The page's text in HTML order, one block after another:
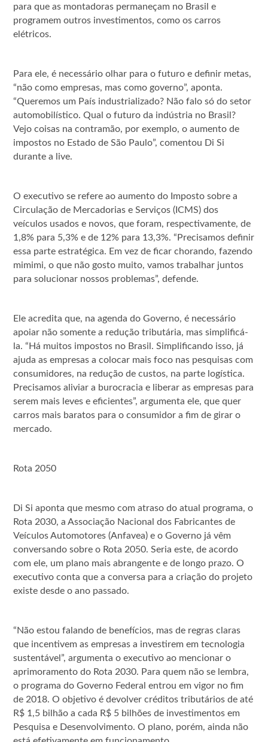
para que as montadoras permaneçam no Brasil e
programem outros investimentos, como os carros
elétricos.
Para ele, é necessário olhar para o futuro e definir metas,
“não como empresas, mas como governo”, aponta.
“Queremos um País industrializado? Não falo só do setor
automobilístico. Qual o futuro da indústria no Brasil?
Vejo coisas na contramão, por exemplo, o aumento de
impostos no Estado de São Paulo”, comentou Di Si
durante a live.
O executivo se refere ao aumento do Imposto sobre a
Circulação de Mercadorias e Serviços (ICMS) dos
veículos usados e novos, que foram, respectivamente, de
1,8% para 5,3% e de 12% para 13,3%. “Precisamos definir
essa parte estratégica. Em vez de ficar chorando, fazendo
mimimi, o que não gosto muito, vamos trabalhar juntos
para solucionar nossos problemas”, defende.
Ele acredita que, na agenda do Governo, é necessário
apoiar não somente a redução tributária, mas simplificá-
la. “Há muitos impostos no Brasil. Simplificando isso, já
ajuda as empresas a colocar mais foco nas pesquisas com
consumidores, na redução de custos, na parte logística.
Precisamos aliviar a burocracia e liberar as empresas para
serem mais leves e eficientes”, argumenta ele, que quer
carros mais baratos para o consumidor a fim de girar o
mercado.
Rota 2050
Di Si aponta que mesmo com atraso do atual programa, o
Rota 2030, a Associação Nacional dos Fabricantes de
Veículos Automotores (Anfavea) e o Governo já vêm
conversando sobre o Rota 2050. Seria este, de acordo
com ele, um plano mais abrangente e de longo prazo. O
executivo conta que a conversa para a criação do projeto
existe desde o ano passado.
“Não estou falando de benefícios, mas de regras claras
que incentivem as empresas a investirem em tecnologia
sustentável”, argumenta o executivo ao mencionar o
aprimoramento do Rota 2030. Para quem não se lembra,
o programa do Governo Federal entrou em vigor no fim
de 2018. O objetivo é devolver créditos tributários de até
R$ 1,5 bilhão a cada R$ 5 bilhões de investimentos em
Pesquisa e Desenvolvimento. O plano, porém, ainda não